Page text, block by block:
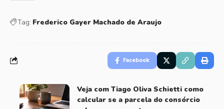
Tag: Frederico Gayer Machado de Araujo
Facebook
Veja com Tiago Oliva Schietti como
calcular se a parcela do consórcio